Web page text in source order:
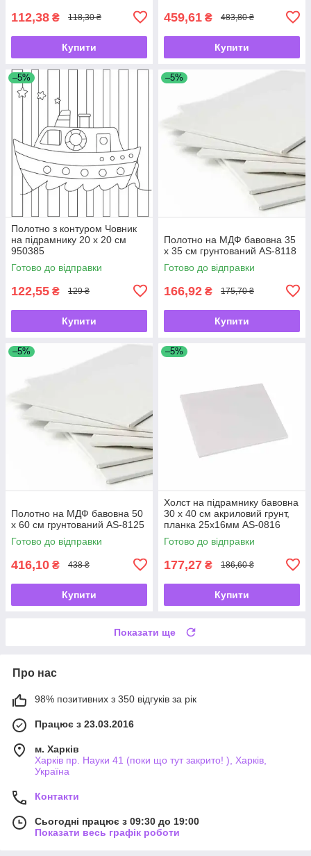
112,38 ₴ 118,30 ₴
Купити
459,61 ₴ 483,80 ₴
Купити
–5%
Полотно з контуром Човник
на підрамнику 20 х 20 см
950385
Готово до відправки
122,55 ₴ 129 ₴
Купити
–5%
Полотно на МДФ бавовна 35
х 35 см грунтований AS-8118
Готово до відправки
166,92 ₴ 175,70 ₴
Купити
–5%
Полотно на МДФ бавовна 50
х 60 см грунтований AS-8125
Готово до відправки
416,10 ₴ 438 ₴
Купити
–5%
Холст на підрамнику бавовна
30 х 40 см акриловий грунт,
планка 25х16мм AS-0816
Готово до відправки
177,27 ₴ 186,60 ₴
Купити
Показати ще
Про нас
98% позитивних з 350 відгуків за рік
Працює з 23.03.2016
м. Харків
Харків пр. Науки 41 (поки що тут закрито! ), Харків,
Україна
Контакти
Сьогодні працює з 09:30 до 19:00
Показати весь графік роботи